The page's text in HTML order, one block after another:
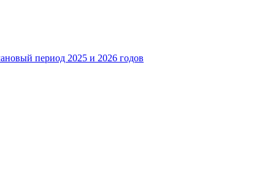
период 2025 и 2026 годов